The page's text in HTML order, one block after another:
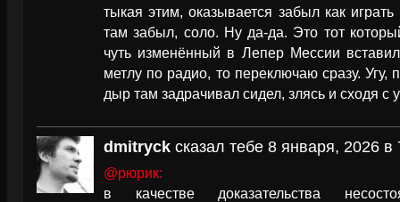
тыкая этим, оказывается забыл как
там забыл, соло. Ну да-да. Это тот
чуть изменённый в Лепер Мессии
метлу по радио, то переключаю сразу.
дыр там задрачивал сидел, злясь и сходя с
dmitryck сказал тебе 8 января, 2026 в
@рюрик:
в качестве доказательства